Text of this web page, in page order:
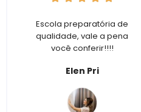
Escola preparatória de
qualidade, vale a pena
você conferir!!!!
Elen Pri